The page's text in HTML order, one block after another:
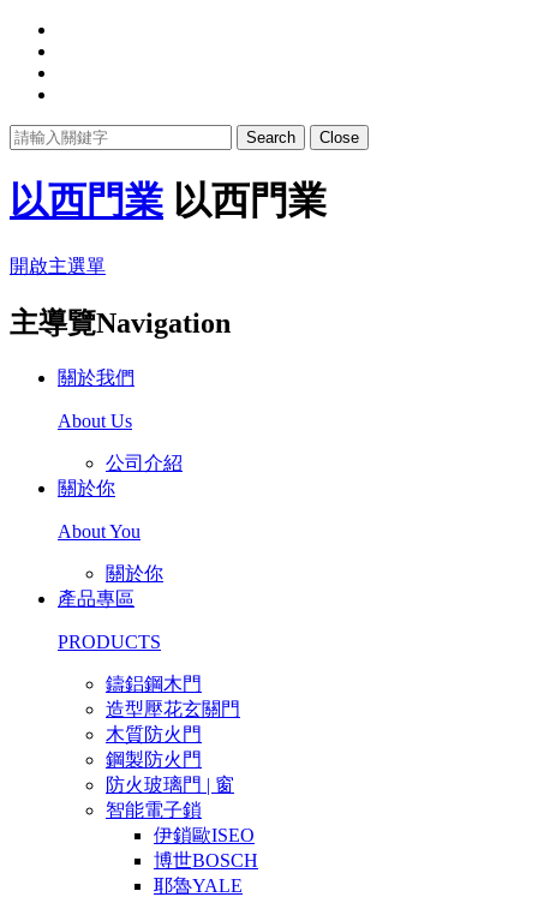
Search Close
以西門業 以西門業
開啟主選單
主導覽Navigation
關於我們
About Us
公司介紹
關於你
About You
關於你
產品專區
PRODUCTS
鑄鋁鋼木門
造型壓花玄關門
木質防火門
鋼製防火門
防火玻璃門 | 窗
智能電子鎖
伊鎖歐ISEO
博世BOSCH
耶魯YALE